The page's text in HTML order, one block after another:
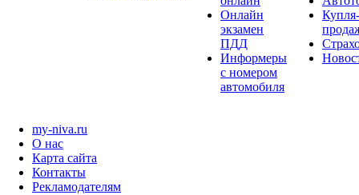
Онлайн
экзамен
ПДД
Информеры
с номером
автомобиля
Купля-
my-niva.ru
О нас
Карта сайта
Контакты
Рекламодателям